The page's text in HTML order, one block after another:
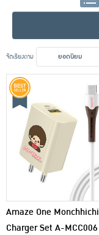
เครื่องดื่มและผงชงดื่ม
เครื่องปรุงรสและของแห้ง
ขนมขบเคี้ยว และช็อคโกแลต
อาหารสด ผัก ผลไม้และเบเกอรี่
พระเครื่อง test pop
จัดเรียงตาม ยอดนิยม
Amaze One
Charger Set A-MCC006